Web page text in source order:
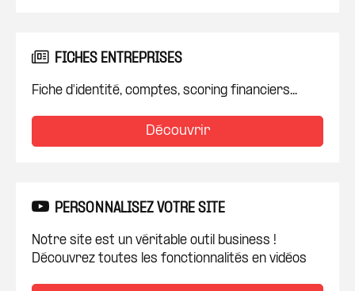
FICHES ENTREPRISES
Fiche d'identité, comptes, scoring financiers...
Découvrir
PERSONNALISEZ VOTRE SITE
Notre site est un véritable outil business !
Découvrez toutes les fonctionnalités en vidéos